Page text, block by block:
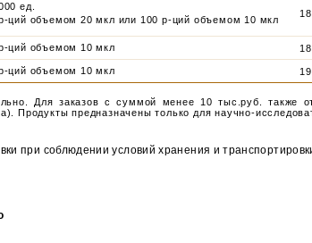
Для заказов с суммой менее 10 тыс.руб. также
Продукты предназначены только для научно-
ед.
ций объемом 20 мкл или 100 р-ций объемом 10 мкл
ций объемом 10 мкл
ций объемом 10 мкл
при соблюдении условий хранения и